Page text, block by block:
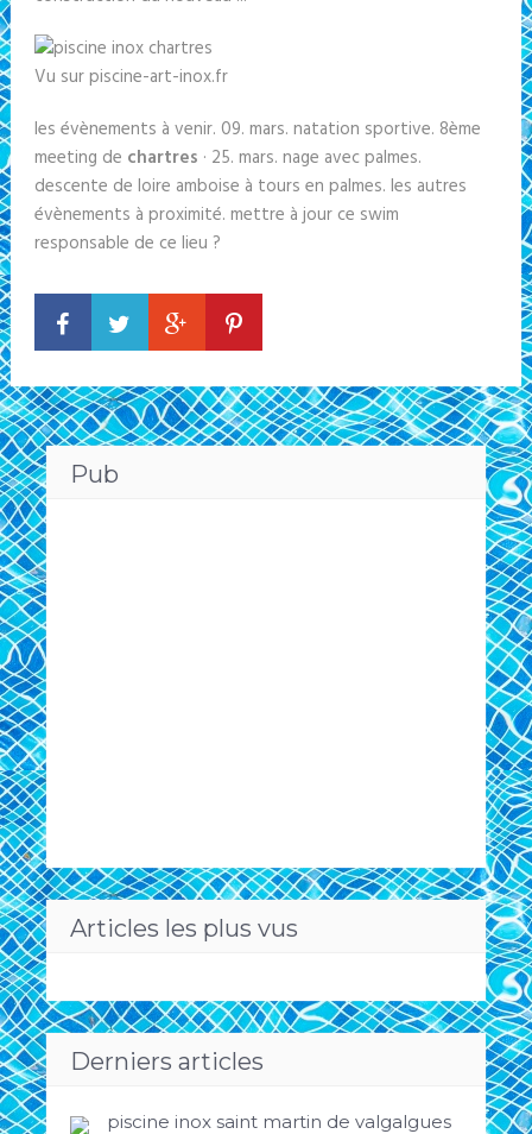
Vu sur piscine-art-inox.fr
les évènements à venir. 09. mars. natation sportive. 8ème
meeting de chartres · 25. mars. nage avec palmes.
descente de loire amboise à tours en palmes. les autres
évènements à proximité. mettre à jour ce swim
responsable de ce lieu ?
Pub
Articles les plus vus
Derniers articles
piscine inox saint martin de valgalgues